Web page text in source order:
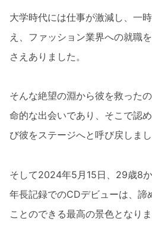
大学時代には仕事が激減し、一
え、ファッション業界への就職
さえありました。
そんな絶望の淵から彼を救った
命的な出会いであり、そこで認
び彼をステージへと呼び戻しまし
そして2024年5月15日、29歳8
年長記録でのCDデビューは、諦
ことのできる最高の景色となりま